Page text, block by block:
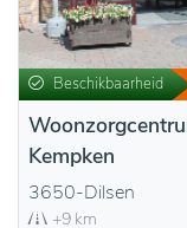
Beschikbaarheid
Kempken
3650-Dilsen
+9 km